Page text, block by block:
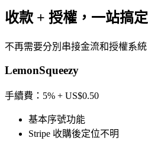
收款 + 授權，一站搞定
不再需要分別串接金流和授權系統
LemonSqueezy
手續費： 5% + US$0.50
基本序號功能
Stripe 收購後定位不明